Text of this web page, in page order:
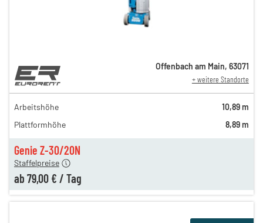
Genie Z-30/20N
149,00 €
129,00 €
119,00 €
99,00 €
Staffelpreise
ab 79,00 € / Tag
Offenbach am Main, 63071
+ weitere Standorte
Arbeitshöhe
10,89 m
Plattformhöhe
8,89 m